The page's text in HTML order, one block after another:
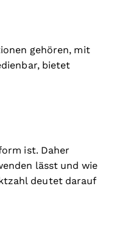
gehören, mit
bietet
ist. Daher
lässt und wie
deutet darauf